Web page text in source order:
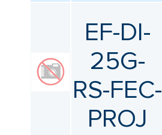
EF-DI-
25G-
RS-FEC-
PROJ